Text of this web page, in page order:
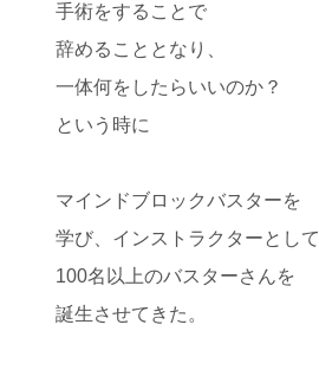
手術をすることで
辞めることとなり、
一体何をしたらいいのか？
という時に
マインドブロックバスターを
学び、インストラクターとして
100名以上のバスターさんを
誕生させてきた。